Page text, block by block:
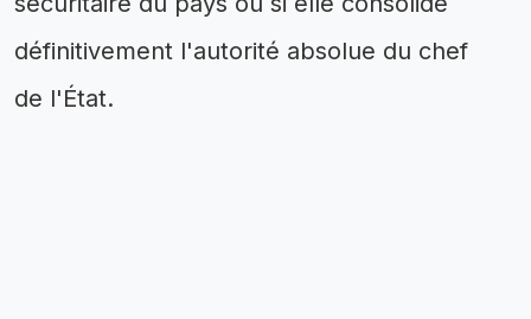
définitivement l'autorité absolue du chef
de l'État.